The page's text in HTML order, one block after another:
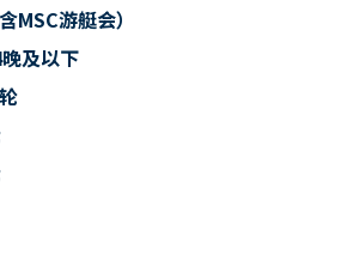
MSC游艇会）
及以下